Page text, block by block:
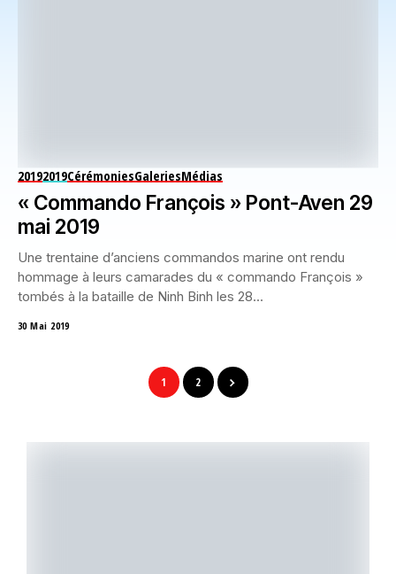
20192019CérémoniesGaleriesMédias
« Commando François » Pont-Aven 29
mai 2019
Une trentaine d’anciens commandos marine ont rendu
hommage à leurs camarades du « commando François »
tombés à la bataille de Ninh Binh les 28...
30 Mai 2019
1 2